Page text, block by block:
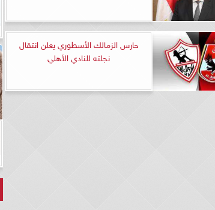
حارس الزمالك الأسطوري يعلن انتقال
نجلته للنادي الأهلي